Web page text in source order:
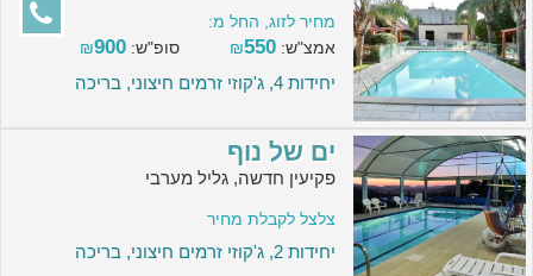
מחיר לזוג, החל מ:
אמצ"ש:
₪550 סופ"ש: ₪900
יחידות 4, ג'קוזי זרמים חיצוני, בריכה
ים של נוף
פקיעין חדשה, גליל מערבי
צלצל לקבלת מחיר
יחידות 2, ג'קוזי זרמים חיצוני, בריכה